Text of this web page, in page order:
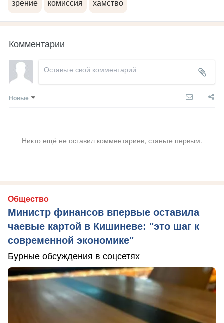
зрение комиссия хамство
Комментарии
Новые
Никто ещё не оставил комментариев, станьте первым.
Общество
Министр финансов впервые оставила
чаевые картой в Кишиневе: "это шаг к
современной экономике"
Бурные обсуждения в соцсетях